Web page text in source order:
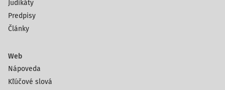
Judikáty
Predpisy
Články
Web
Nápoveda
Kľúčové slová